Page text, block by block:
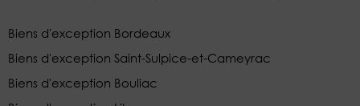
Biens d'exception Bordeaux
Biens d'exception Saint-Sulpice-et-Cameyrac
Biens d'exception Bouliac